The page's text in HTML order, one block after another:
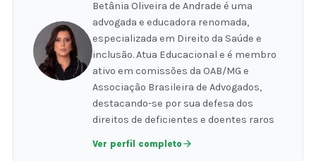
Betânia Oliveira de Andrade é uma
advogada e educadora renomada,
especializada em Direito da Saúde e
inclusão. Atua Educacional e é membro
ativo em comissões da OAB/MG e
Associação Brasileira de Advogados,
destacando-se por sua defesa dos
direitos de deficientes e doentes raros
Ver perfil completo